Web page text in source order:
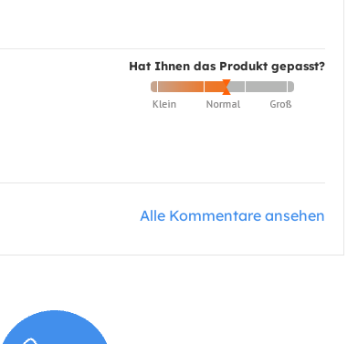
Hat Ihnen das Produkt gepasst?
Alle Kommentare ansehen